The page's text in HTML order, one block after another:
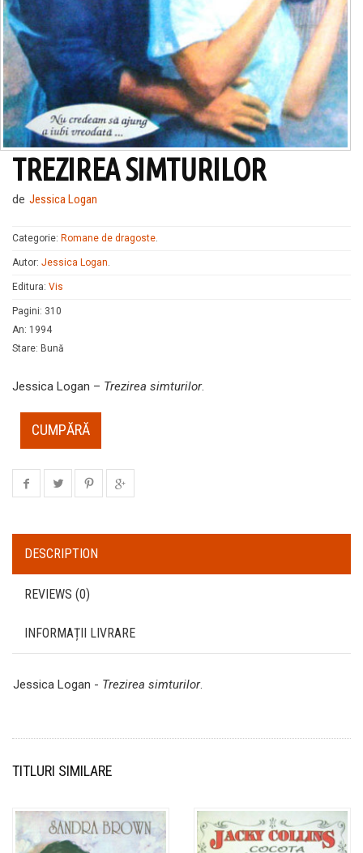
TREZIREA SIMTURILOR
de Jessica Logan
Categorie: Romane de dragoste.
Autor: Jessica Logan.
Editura: Vis
Pagini: 310
An: 1994
Stare: Bună
Jessica Logan – Trezirea simturilor.
CUMPĂRĂ
DESCRIPTION
REVIEWS (0)
INFORMAȚII LIVRARE
Jessica Logan - Trezirea simturilor.
TITLURI SIMILARE